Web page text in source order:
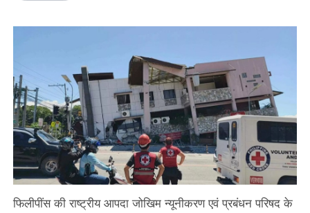
फिलीपींस की राष्ट्रीय आपदा जोखिम न्यूनीकरण एवं प्रबंधन परिषद के